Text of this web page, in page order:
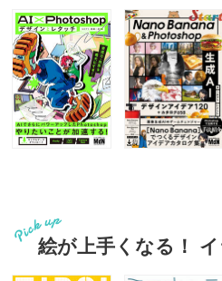
絵が上手くなる！